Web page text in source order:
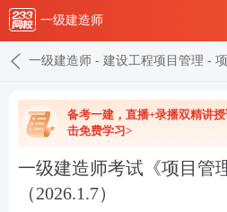
一级建造师
一级建造师 - 建设工程项目管理 -
备考一建，直播+录播双精讲
击免费学习>
一级建造师考试《项目管
（2026.1.7）